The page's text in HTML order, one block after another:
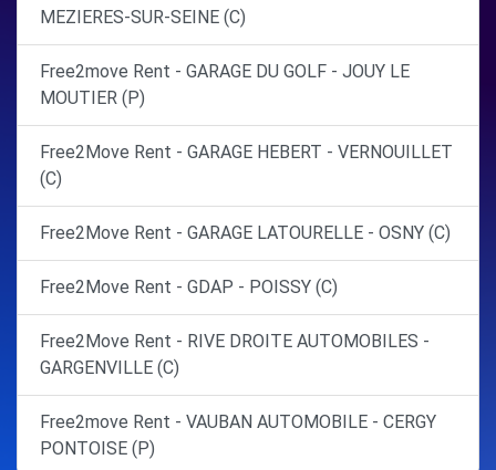
MEZIERES-SUR-SEINE (C)
Free2move Rent - GARAGE DU GOLF - JOUY LE
MOUTIER (P)
Free2Move Rent - GARAGE HEBERT - VERNOUILLET
(C)
Free2Move Rent - GARAGE LATOURELLE - OSNY (C)
Free2Move Rent - GDAP - POISSY (C)
Free2Move Rent - RIVE DROITE AUTOMOBILES -
GARGENVILLE (C)
Free2move Rent - VAUBAN AUTOMOBILE - CERGY
PONTOISE (P)